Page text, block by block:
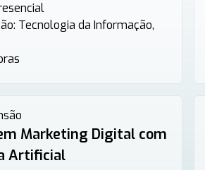
Tecnologia da Informação,
Marketing Digital com
Artificial